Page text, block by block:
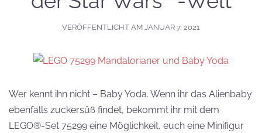
VERÖFFENTLICHT AM JANUAR 7, 2021
Wer kennt ihn nicht – Baby Yoda. Wenn ihr das Alienbaby
ebenfalls zuckersüß findet, bekommt ihr mit dem
LEGO®-Set 75299 eine Möglichkeit, euch eine Minifigur